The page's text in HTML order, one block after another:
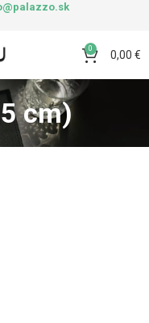
0 0,00 €
cm)